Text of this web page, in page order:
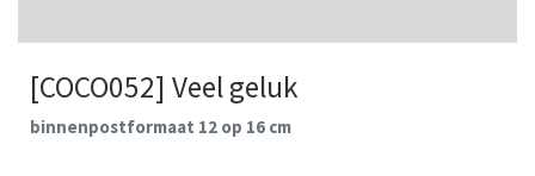
[COCO052] Veel geluk
binnenpostformaat 12 op 16 cm